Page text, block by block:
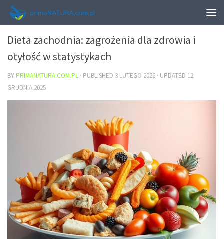
ZDROWIE
Dieta zachodnia: zagrożenia dla zdrowia i
otyłość w statystykach
BYPRIMANATURA.COM.PL · PUBLISHED 3 LUTEGO 2026 · UPDATED 12
GRUDNIA 2025